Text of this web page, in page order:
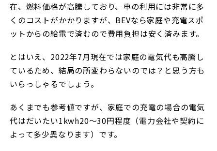
在、燃料価格が高騰しており、車の利用には非常に多
くのコストがかかりますが、BEVなら家庭や充電スポ
ットからの給電で済むので費用負担は安く済みます。
とはいえ、2022年7月現在では家庭の電気代も高騰し
ているため、結局の所変わらないのでは？と思う方も
いらっしゃるでしょう。
あくまでも参考値ですが、家庭での充電の場合の電気
代はだいたい1kwh20～30円程度（電力会社や契約に
よって多少異なります）です。